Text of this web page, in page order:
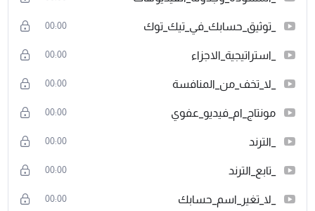
_توثيق_حسابك_في_تيك_توك 00:00
_استراتيجية_الاجزاء 00:00
_لا_تخف_من_المنافسة 00:00
مونتاج_ام_فيديو_عفوي 00:00
_الترند 00:00
_تابع_الترند 00:00
_لا_تغير_اسم_حسابك 00:00